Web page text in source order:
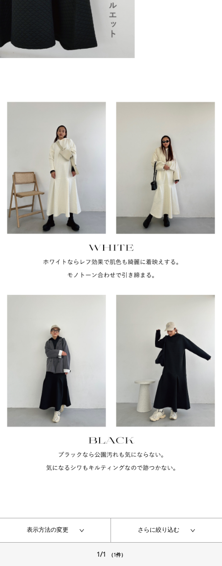
表示方法の変更 さらに絞り込む
1/1 （1件）